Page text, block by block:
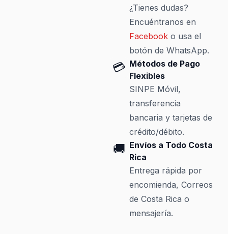
¿Tienes dudas?
Encuéntranos en
Facebooko usa el
botón de WhatsApp.
💳 Métodos de Pago
Flexibles
SINPE Móvil,
transferencia
bancaria y tarjetas de
crédito/débito.
🚚 Envíos a Todo Costa
Rica
Entrega rápida por
encomienda, Correos
de Costa Rica o
mensajería.